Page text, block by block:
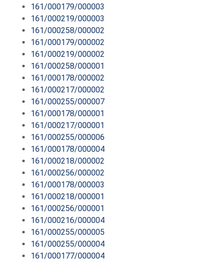
161/000179/000003
161/000219/000003
161/000258/000002
161/000179/000002
161/000219/000002
161/000258/000001
161/000178/000002
161/000217/000002
161/000255/000007
161/000178/000001
161/000217/000001
161/000255/000006
161/000178/000004
161/000218/000002
161/000256/000002
161/000178/000003
161/000218/000001
161/000256/000001
161/000216/000004
161/000255/000005
161/000255/000004
161/000177/000004